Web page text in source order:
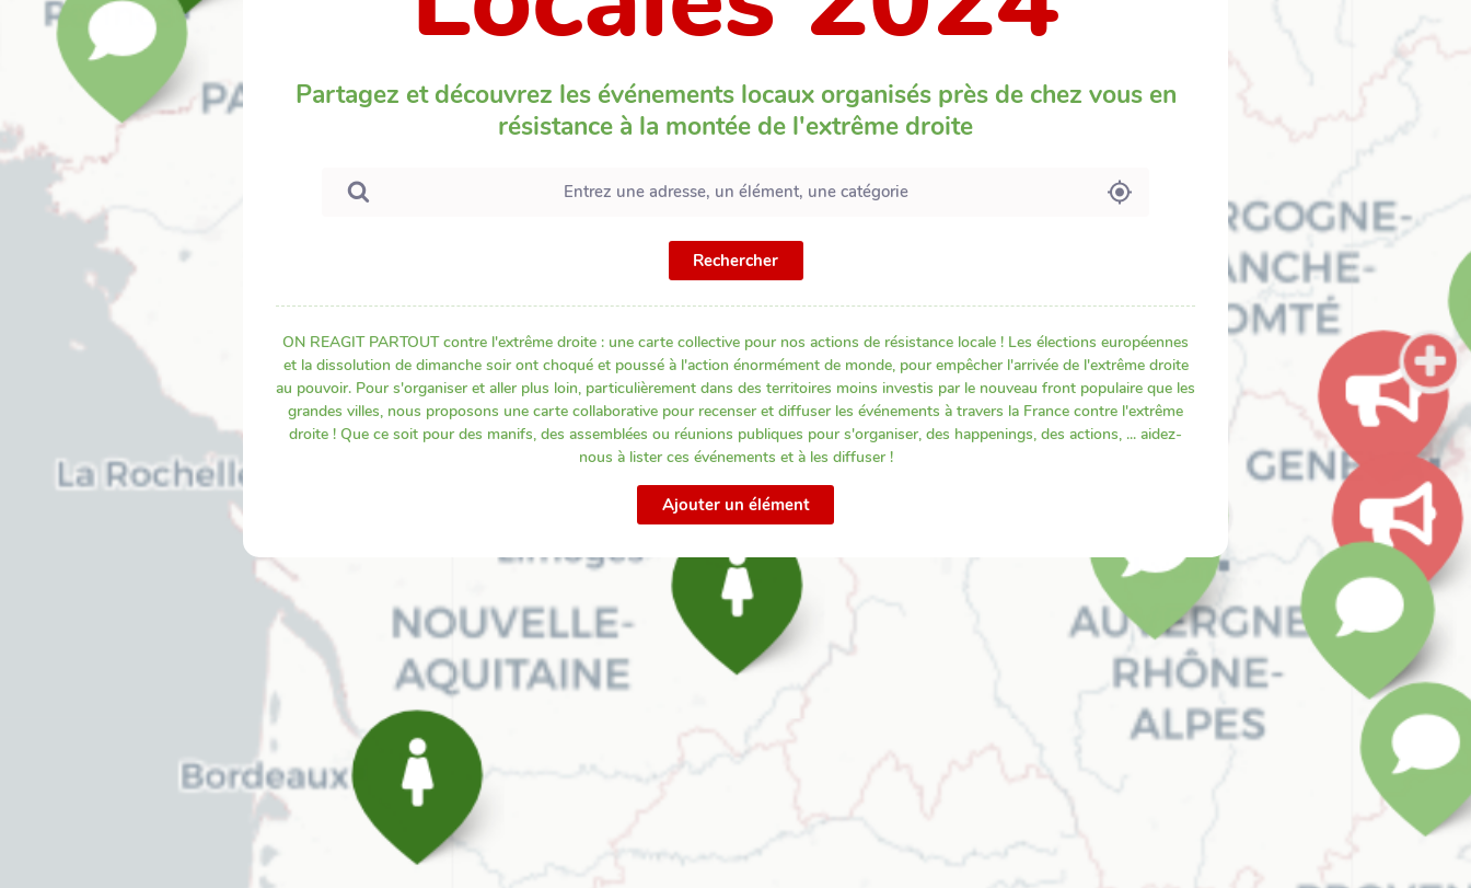
Partagez et découvrez les événements locaux organisés près de chez vous en
résistance à la montée de l'extrême droite
Rechercher
ON REAGIT PARTOUT contre l'extrême droite : une carte collective pour nos actions de résistance locale ! Les élections européennes
et la dissolution de dimanche soir ont choqué et poussé à l'action énormément de monde, pour empêcher l'arrivée de l'extrême droite
au pouvoir. Pour s'organiser et aller plus loin, particulièrement dans des territoires moins investis par le nouveau front populaire que les
grandes villes, nous proposons une carte collaborative pour recenser et diffuser les événements à travers la France contre l'extrême
droite ! Que ce soit pour des manifs, des assemblées ou réunions publiques pour s'organiser, des happenings, des actions, ... aidez-
nous à lister ces événements et à les diffuser !
Ajouter un élément